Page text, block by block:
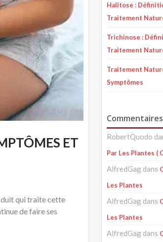
ET
qui traite cette
de faire ses
Halitose :
Traitement
Trichinose :
Traitement
Traitement
Symptômes
RobertQuodo
Par Les Plantes (
AlfredGag dans
Les Plantes
AlfredGag dans
Les Plantes
AlfredGag dans